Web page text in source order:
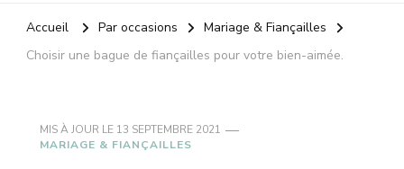
Accueil Par occasions
Mariage & Fiançailles
Choisir une bague de fiançailles pour votre bien-aimée.
MIS À JOUR LE 13 SEPTEMBRE 2021
MARIAGE & FIANÇAILLES